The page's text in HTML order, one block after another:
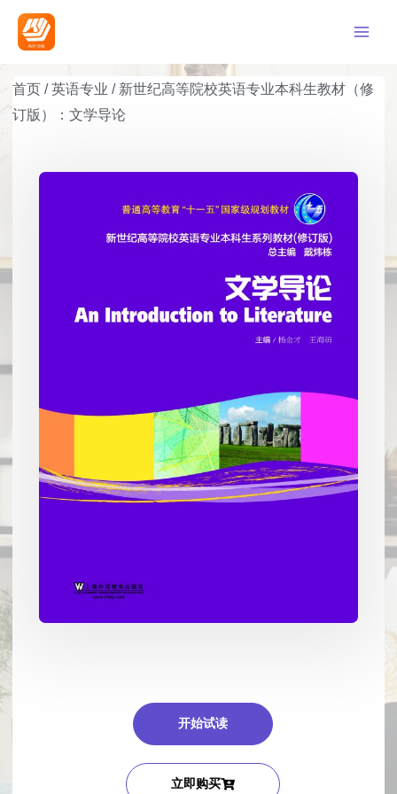
首页 /英语专业 / 新世纪高等院校英语专业本科生教材（修
订版）：文学导论
开始试读
立即购买